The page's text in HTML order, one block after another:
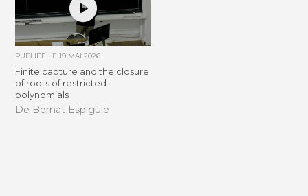
PUBLIÉE LE19 MAI 2026
Finite capture and the closure
of roots of restricted
polynomials
De Bernat Espigule